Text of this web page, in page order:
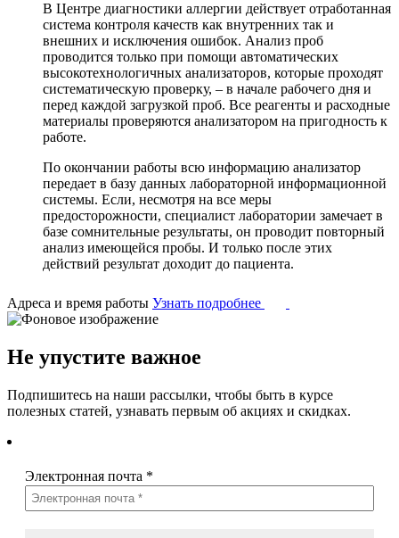
В Центре диагностики аллергии действует отработанная
система контроля качеств как внутренних так и
внешних и исключения ошибок. Анализ проб
проводится только при помощи автоматических
высокотехнологичных анализаторов, которые проходят
систематическую проверку, – в начале рабочего дня и
перед каждой загрузкой проб. Все реагенты и расходные
материалы проверяются анализатором на пригодность к
работе.
По окончании работы всю информацию анализатор
передает в базу данных лабораторной информационной
системы. Если, несмотря на все меры
предосторожности, специалист лаборатории замечает в
базе сомнительные результаты, он проводит повторный
анализ имеющейся пробы. И только после этих
действий результат доходит до пациента.
Адреса и время работы Узнать подробнее
Не упустите важное
Подпишитесь на наши рассылки, чтобы быть в курсе
полезных статей, узнавать первым об акциях и скидках.
Электронная почта *